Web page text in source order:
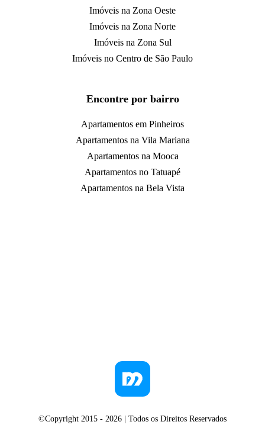
Imóveis na Zona Oeste
Imóveis na Zona Norte
Imóveis na Zona Sul
Imóveis no Centro de São Paulo
Encontre por bairro
Apartamentos em Pinheiros
Apartamentos na Vila Mariana
Apartamentos na Mooca
Apartamentos no Tatuapé
Apartamentos na Bela Vista
©Copyright 2015 - 2026 | Todos os Direitos Reservados